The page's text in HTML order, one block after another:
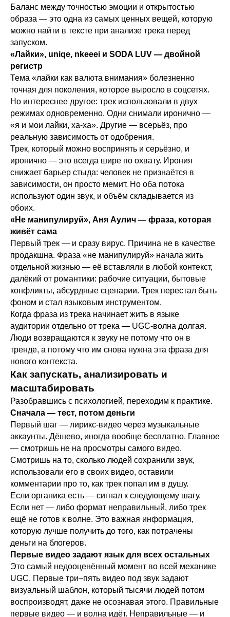
Баланс между точностью эмоции и открытостью
образа — это одна из самых ценных вещей, которую
можно найти в тексте при анализе трека перед
запуском.
«Лайки», uniqe, nkeeei и SODA LUV — двойной
регистр
Тема «лайки как валюта внимания» болезненно
точная для поколения, которое выросло в соцсетях.
Но интереснее другое: трек использовали в двух
режимах одновременно. Одни снимали иронично —
«я и мои лайки, ха-ха». Другие — всерьёз, про
реальную зависимость от одобрения.
Трек, который можно воспринять и серьёзно, и
иронично — это всегда шире по охвату. Ирония
снижает барьер стыда: человек не признаётся в
зависимости, он просто мемит. Но оба потока
используют один звук, и объём складывается из
обоих.
«Не манипулируй», Аня Аулич — фраза, которая
живёт сама
Первый трек — и сразу вирус. Причина не в качестве
продакшна. Фраза «не манипулируй» начала жить
отдельной жизнью — её вставляли в любой контекст,
далёкий от романтики: рабочие ситуации, бытовые
конфликты, абсурдные сценарии. Трек перестал быть
фоном и стал языковым инструментом.
Когда фраза из трека начинает жить в языке
аудитории отдельно от трека — UGC-волна долгая.
Люди возвращаются к звуку не потому что он в
тренде, а потому что им снова нужна эта фраза для
нового контекста.
Как запускать, анализировать и
масштабировать
Разобравшись с психологией, переходим к практике.
Сначала — тест, потом деньги
Первый шаг — лирикс-видео через музыкальные
аккаунты. Дёшево, иногда вообще бесплатно. Главное
— смотришь не на просмотры самого видео.
Смотришь на то, сколько людей сохранили звук,
использовали его в своих видео, оставили
комментарии про то, как трек попал им в душу.
Если органика есть — сигнал к следующему шагу.
Если нет — либо формат неправильный, либо трек
ещё не готов к волне. Это важная информация,
которую лучше получить до того, как потрачены
деньги на блогеров.
Первые видео задают язык для всех остальных
Это самый недооценённый момент во всей механике
UGC. Первые три–пять видео под звук задают
визуальный шаблон, который тысячи людей потом
воспроизводят, даже не осознавая этого. Правильные
первые видео — и волна идёт. Неправильные — и